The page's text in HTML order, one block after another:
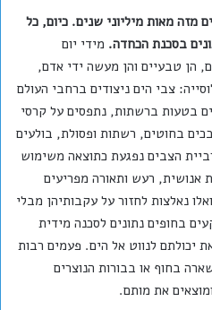
מזה מאות מיליוני שנים. כיום, כל
בסכנת הכחדה. מידי יום
הן טבעיים והן מעשה ידי אדם,
צבי הים ניצודים ברחבי העולם
בטעות ברשתות, נתפסים על קרסי
בחוטים, רשתות ופסולת, בולעים
הצבים נפגעת כתוצאה משימוש
אנושית, רעש ותאורה מפריעים
נאלצות לחזור על עקבותיהן מבלי
בחופים נתונים לסכנה מידית
לנווט אל הים. פעמים רבות
בחוף או בבורות הנוצרים
את מותם.